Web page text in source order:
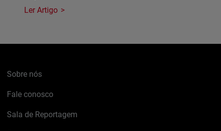
Ler Artigo
Sobre nós
Fale conosco
Sala de Reportagem